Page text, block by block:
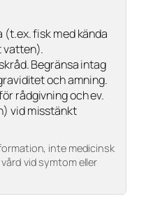
(t.ex. fisk med kända
vatten).
Begränsa intag
och amning.
rådgivning och ev.
vid misstänkt
inte medicinsk
vid symtom eller